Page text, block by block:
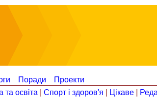
Поради
Проекти
та освіта Спорт і здоров'я Цікаве